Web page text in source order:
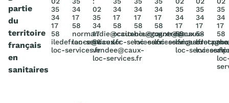
partie
du
territoire
français
en
sanitaires
35
34
17
58
iledefrance@caux-
loc-services.fr
34
17
58
normandie@caux-
loc-services.fr
02
35
34
17
58
vendee@caux-
loc-services.fr
34
17
58
occitanie@caux-
loc-services.fr
34
17
58
bourgogne@caux-
loc-services.fr
34
17
58
centre@caux-
loc-services.fr
35
34
17
58
loc-services.fr
35
34
17
58
loc-
35
34
17
58